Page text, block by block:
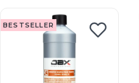
BESTSELLER